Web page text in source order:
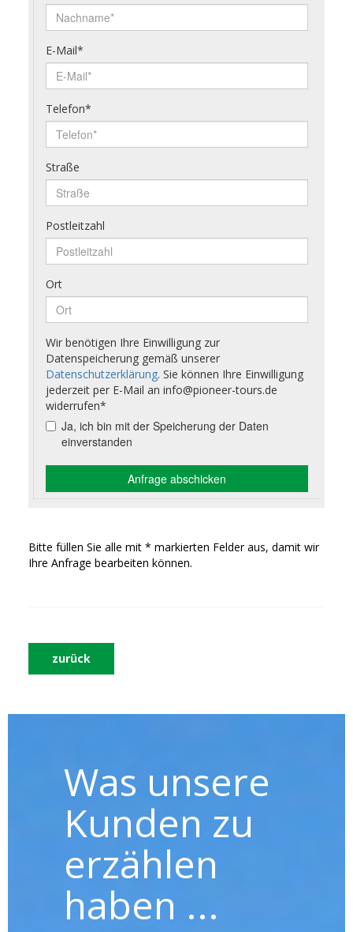
Bitte füllen Sie alle mit * markierten Felder aus, damit wir
Ihre Anfrage bearbeiten können.
zurück
Was unsere
Kunden zu
erzählen
haben ...